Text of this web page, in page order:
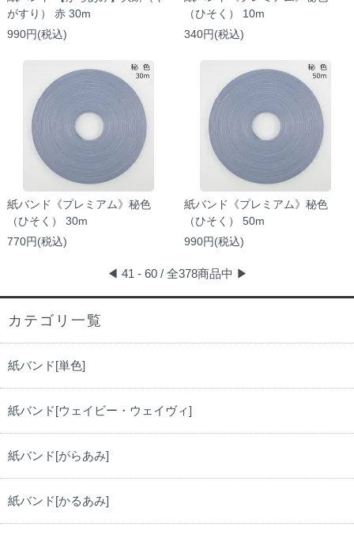
がすり） 赤 30m
990円(税込)
（ひそく） 10m
340円(税込)
紙バンド《プレミアム》秘色
（ひそく） 30m
770円(税込)
紙バンド《プレミアム》秘色
（ひそく） 50m
990円(税込)
◀ 41 - 60 / 全378商品中 ▶
カテゴリ一覧
紙バンド[単色]
紙バンド[ウェイビー・ウェイヴィ]
紙バンド[がらあみ]
紙バンド[かるあみ]